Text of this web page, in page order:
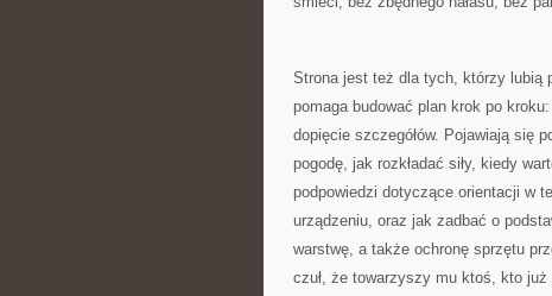
Strona jest też dla tych, którzy lubią
pomaga budować plan krok po
dopięcie szczegółów. Pojawiają się
pogodę, jak rozkładać siły, kiedy
podpowiedzi dotyczące orientacji w
urządzeniu, oraz jak zadbać o
warstwę, a także ochronę sprzętu
czuł, że towarzyszy mu ktoś, kto już